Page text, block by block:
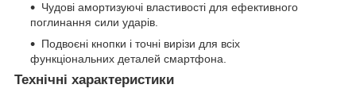
Чудові амортизуючі властивості для ефективного
поглинання сили ударів.
Подвоєні кнопки і точні вирізи для всіх
функціональних деталей смартфона.
Технічні характеристики